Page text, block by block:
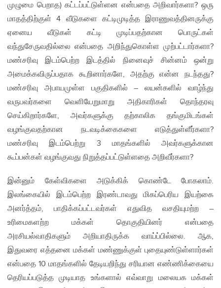
முழுமை பெறாத) கட்டப்பட்டுள்ளன என்பதை அறிவார்களா? ஒரு
மாதத்திற்குள் 4 வீடுகளை கட்டிமுடித்த இராணுவத்தினருக்கு
ஏனைய வீடுகள் கட்டி முடிப்பதற்கான பொருட்கள்
வந்துசேருவதில்லை என்பதை அறிந்துகொள்ள முற்பட்டார்களா?
மண்சரிவு இடம்பெற்ற இடத்தில் நினைவுச் சின்னம் ஒன்று
அமைக்கவிருப்பதாக கூறினார்களே, அதற்கு என்ன நடந்தது?
மண்சரிவு அபாயமுள்ள பகுதிகளில் – லயன்களில் வாழ்ந்து
வருபவர்களை வெளியேறுமாறு அதிகாரிகள் தொந்தரவு
செய்கிறார்களே, அவர்களுக்கு தற்காலிக தங்குமிடங்கள்
வழங்குவதற்கான நடவடிக்கைகளை எடுத்துள்ளீர்களா?
மண்சரிவு இடம்பெற்று 3 மாதங்களில் அவர்களுக்கான
கூப்பன்கள் வழங்குவது நிறுத்தப்பட்டுள்ளதை அறிவீர்களா?
இன்னும் கேள்விகளை அடுக்கிக் கொண்டே போகலாம்.
இலங்கையில் இடம்பெற்ற இரண்டாவது மிகப்பெரிய இயற்கை
அனர்த்தம், பாதிக்கப்பட்டவர்கள் எதுவித வசதியுமற்ற –
உரிமைகளற்ற மக்கள் தொகுதியினர் என்பதை
அரசியல்வாதிகளும் அறியாதிருக்க வாய்ப்பில்லை. ஆக,
இதுவரை எத்தனை மக்கள் மண்ணுக்குள் புதையுண்டுள்ளார்கள்
என்பதை 10 மாதங்களில் தேடியறிந்து சரியான எண்ணிக்கையை
தெரியப்படுத்த முடியாத உங்களால் எவ்வாறு மலையக மக்கள்